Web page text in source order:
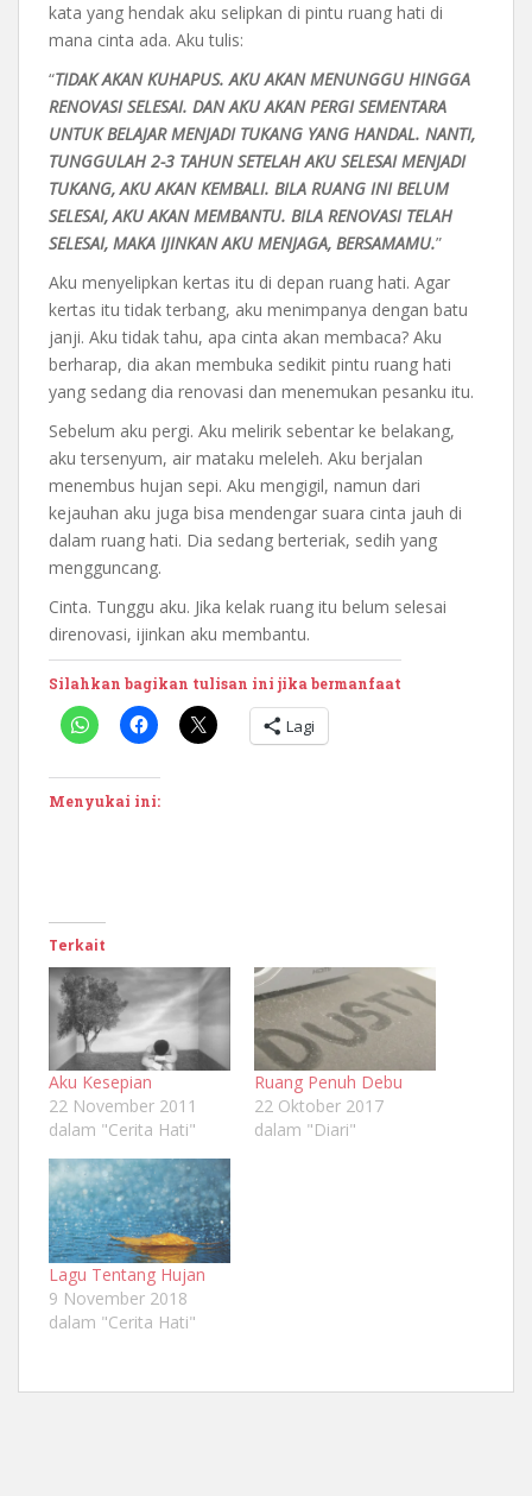
kata yang hendak aku selipkan di pintu ruang hati di
mana cinta ada. Aku tulis:
“TIDAK AKAN KUHAPUS. AKU AKAN MENUNGGU HINGGA
RENOVASI SELESAI. DAN AKU AKAN PERGI SEMENTARA
UNTUK BELAJAR MENJADI TUKANG YANG HANDAL. NANTI,
TUNGGULAH 2-3 TAHUN SETELAH AKU SELESAI MENJADI
TUKANG, AKU AKAN KEMBALI. BILA RUANG INI BELUM
SELESAI, AKU AKAN MEMBANTU. BILA RENOVASI TELAH
SELESAI, MAKA IJINKAN AKU MENJAGA, BERSAMAMU.”
Aku menyelipkan kertas itu di depan ruang hati. Agar
kertas itu tidak terbang, aku menimpanya dengan batu
janji. Aku tidak tahu, apa cinta akan membaca? Aku
berharap, dia akan membuka sedikit pintu ruang hati
yang sedang dia renovasi dan menemukan pesanku itu.
Sebelum aku pergi. Aku melirik sebentar ke belakang,
aku tersenyum, air mataku meleleh. Aku berjalan
menembus hujan sepi. Aku mengigil, namun dari
kejauhan aku juga bisa mendengar suara cinta jauh di
dalam ruang hati. Dia sedang berteriak, sedih yang
mengguncang.
Cinta. Tunggu aku. Jika kelak ruang itu belum selesai
direnovasi, ijinkan aku membantu.
Silahkan bagikan tulisan ini jika bermanfaat
Lagi
Menyukai ini:
Terkait
Aku Kesepian
22 November 2011
dalam "Cerita Hati"
Ruang Penuh Debu
22 Oktober 2017
dalam "Diari"
Lagu Tentang Hujan
9 November 2018
dalam "Cerita Hati"